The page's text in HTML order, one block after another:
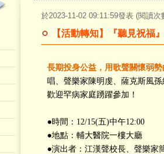
於2023-11-02 09:11:59發表 (閱讀次
【活動轉知】『聽見祝福
長期投身公益，用歌聲關懷弱
唱、聲樂家陳明虔、薩克斯風
歡迎罕病家庭踴躍參加！
●時間：12/15(五)中午12:00
●地點：輔大醫院一樓大廳
●演出者：江漢聲校長、聲樂家